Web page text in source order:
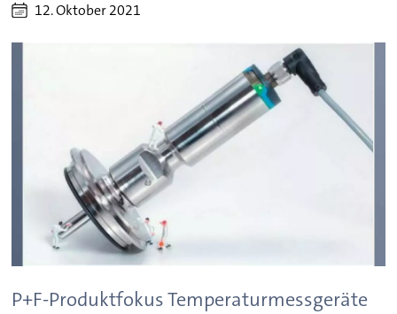
12. Oktober 2021
P+F-Produktfokus Temperaturmessgeräte